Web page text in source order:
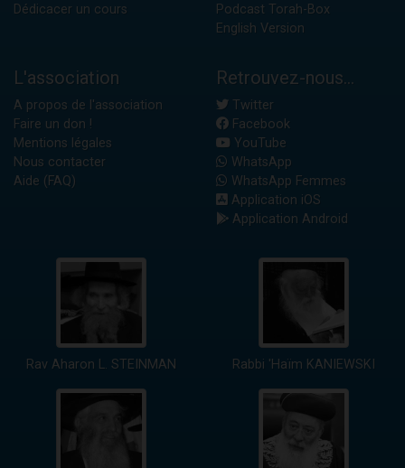
Dédicacer un cours
Podcast Torah-Box
English Version
L'association
A propos de l'association
Faire un don !
Mentions légales
Nous contacter
Aide (FAQ)
Retrouvez-nous...
Twitter
Facebook
YouTube
WhatsApp
WhatsApp Femmes
Application iOS
Application Android
Rav Aharon L. STEINMAN Rabbi 'Haïm KANIEWSKI